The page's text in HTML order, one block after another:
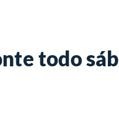
todo